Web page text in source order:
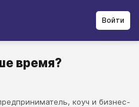
Войти
время?
коуч и бизнес-